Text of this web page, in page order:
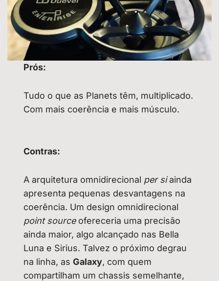
Prós:
Tudo o que as Planets têm, multiplicado.
Com mais coerência e mais músculo.
Contras:
A arquitetura omnidirecional per siainda
apresenta pequenas desvantagens na
coerência. Um design omnidirecional
point sourceofereceria uma precisão
ainda maior, algo alcançado nas Bella
Luna e Sirius. Talvez o próximo degrau
na linha, asGalaxy, com quem
compartilham um chassis semelhante,